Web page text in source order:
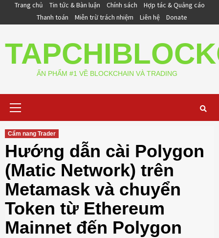
Trang chủ Tin tức & Bàn luận Chính sách
Hợp tác & Quảng cáo
Thanh toán
Miễn trừ trách nhiệm Liên hệ Donate
ẤN PHẨM #1 VỀ BLOCKCHAIN VÀ TRADING
Cẩm nang Trader
Hướng dẫn cài Polygon
(Matic Network) trên
Metamask và chuyển
Token từ Ethereum
Mainnet đến Polygon